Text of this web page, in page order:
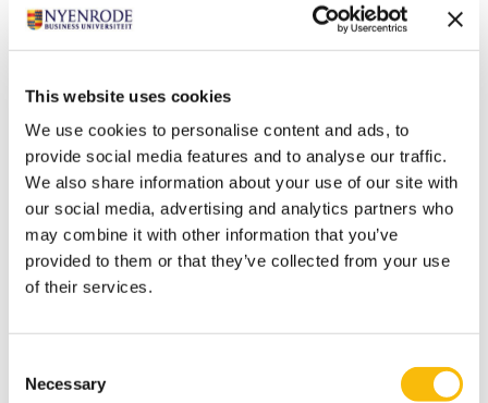
This website uses cookies
We use cookies to personalise content and ads, to
provide social media features and to analyse our traffic.
We also share information about your use of our site with
our social media, advertising and analytics partners who
may combine it with other information that you’ve
provided to them or that they’ve collected from your use
of their services.
Selection
Necessary
centraal"
Finance Research Letters, forthcoming.
Schoenmaker, D., & Schramade, W. (2024). Which
discount rate for sustainability?The Journal of
Sustainable Finance & Accounting, forthcoming.
Schramade, W. (2025). Dissecting the container
concept of ESG investing.The Journal of Impact & ESG
Investing, forthcoming.
Investment."
International Journal of Financial Studies 12,